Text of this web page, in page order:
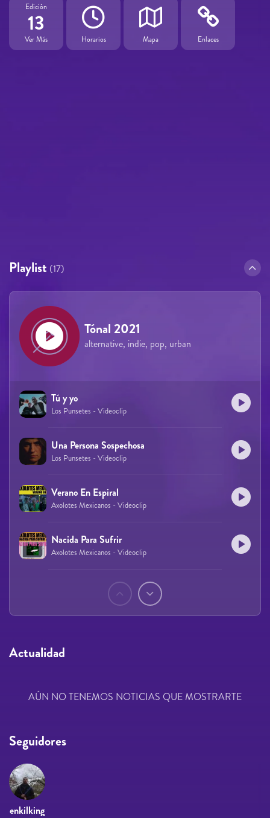
Edición
13
Ver Más Horarios Mapa Enlaces
Playlist (17)
Tónal 2021
alternative, indie, pop, urban
Tú y yo
Los Punsetes - Videoclip
Una Persona Sospechosa
Los Punsetes - Videoclip
Verano En Espiral
Axolotes Mexicanos - Videoclip
Nacida Para Sufrir
Axolotes Mexicanos - Videoclip
Actualidad
AÚN NO TENEMOS NOTICIAS QUE MOSTRARTE
Seguidores
enkilking